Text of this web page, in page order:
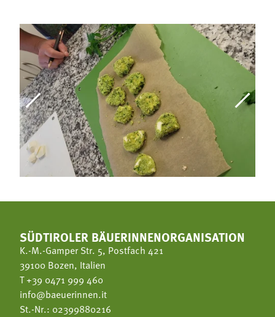
SÜDTIROLER BÄUERINNENORGANISATION
K.-M.-Gamper Str. 5, Postfach 421
39100 Bozen, Italien
T+39 0471 999 460
info@baeuerinnen.it
St.-Nr.: 02399880216